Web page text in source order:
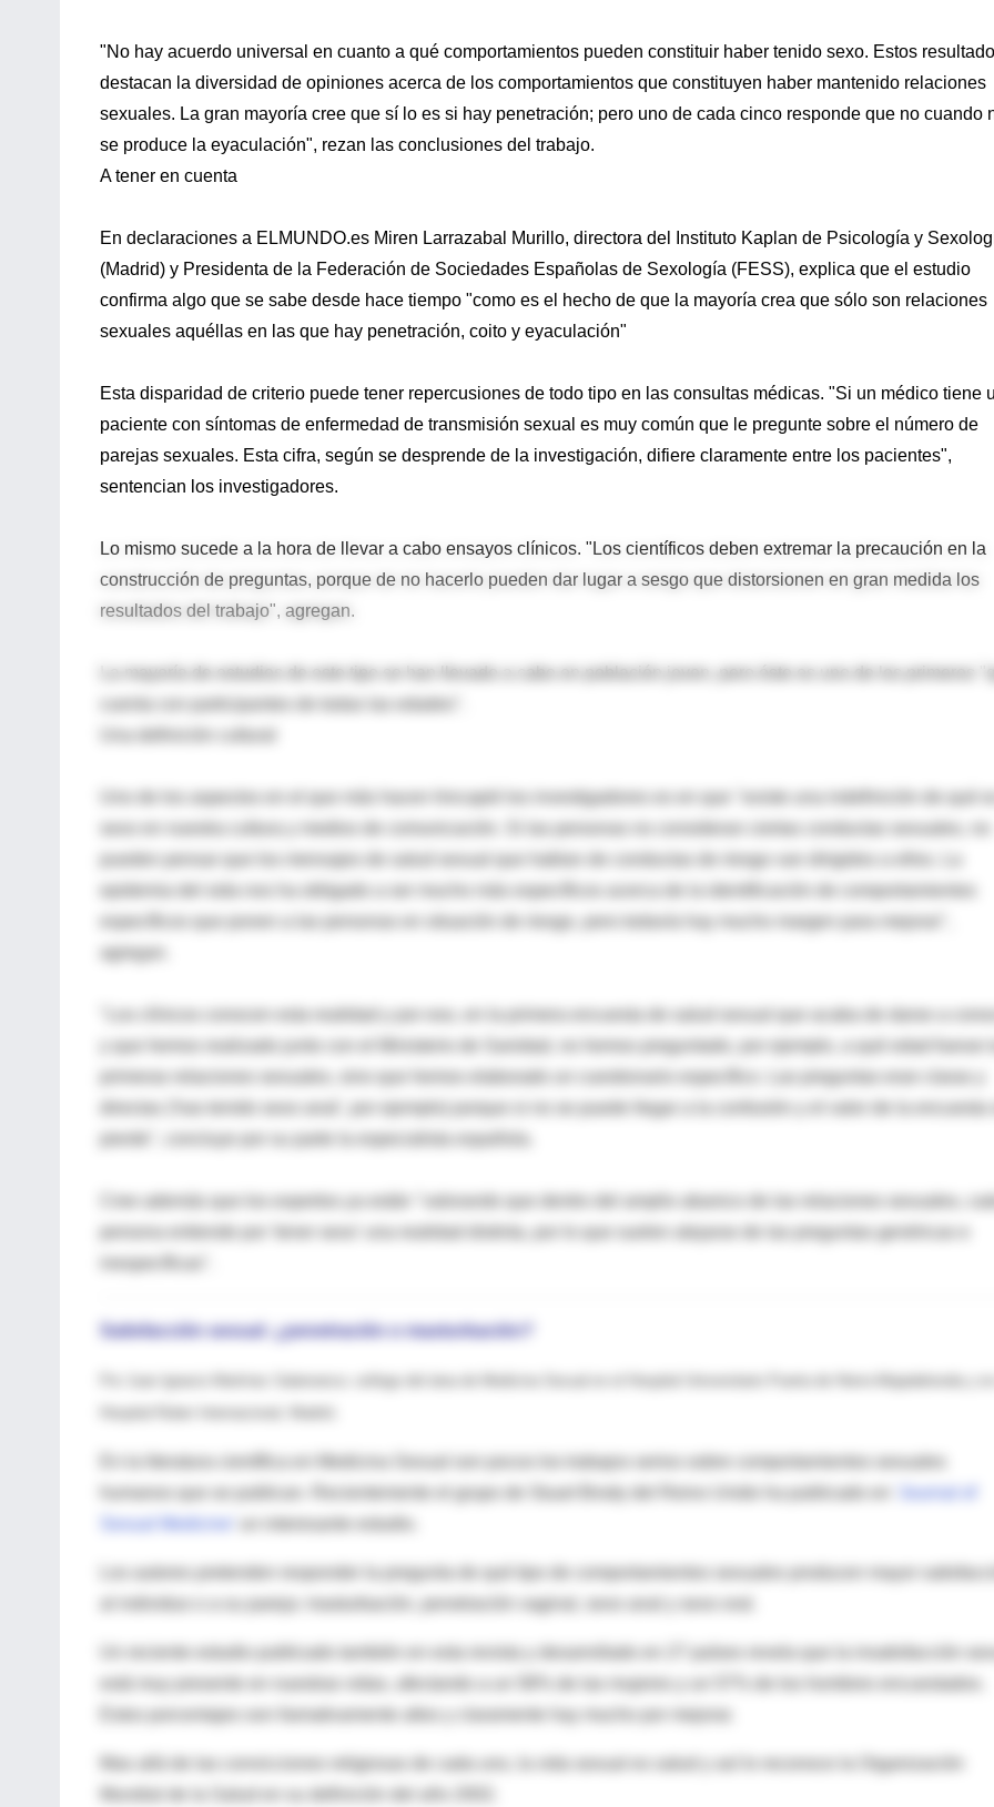
"No hay acuerdo universal en cuanto a qué comportamientos pueden constituir haber tenido sexo. Estos
destacan la diversidad de opiniones acerca de los comportamientos que constituyen haber mantenido relaciones
sexuales. La gran mayoría cree que sí lo es si hay penetración; pero uno de cada cinco responde que no cuando
se produce la eyaculación", rezan las conclusiones del trabajo.
A tener en cuenta
En declaraciones a ELMUNDO.es Miren Larrazabal Murillo, directora del Instituto Kaplan de Psicología y
(Madrid) y Presidenta de la Federación de Sociedades Españolas de Sexología (FESS), explica que el estudio
confirma algo que se sabe desde hace tiempo "como es el hecho de que la mayoría crea que sólo son relaciones
sexuales aquéllas en las que hay penetración, coito y eyaculación"
Esta disparidad de criterio puede tener repercusiones de todo tipo en las consultas médicas. "Si un médico tiene
paciente con síntomas de enfermedad de transmisión sexual es muy común que le pregunte sobre el número de
parejas sexuales. Esta cifra, según se desprende de la investigación, difiere claramente entre los pacientes",
sentencian los investigadores.
Lo mismo sucede a la hora de llevar a cabo ensayos clínicos. "Los científicos deben extremar la precaución en la
construcción de preguntas, porque de no hacerlo pueden dar lugar a sesgo que distorsionen en gran medida los
resultados del trabajo", agregan.
La mayoría de estudios de este tipo se han llevado a cabo en población joven, pero éste es uno de los primeros
Uno de los aspectos en el que más hacen hincapié los investigadores es en que "existe una indefinición de qué
pueden pensar que los mensajes de salud sexual que hablan de conductas de riesgo van dirigidos a ellos. La
epidemia del sida nos ha obligado a ser mucho más específicos acerca de la identificación de comportamientos
específicos que ponen a las personas en situación de riesgo, pero todavía hay mucho margen para mejorar",
agregan.
y que hemos realizado junto con el Ministerio de Sanidad, no hemos preguntado, por ejemplo, a qué edad fueran
primeras relaciones sexuales, sino que hemos elaborado un cuestionario específico. Las preguntas eran claras y
directas ('has tenido sexo anal', por ejemplo) porque si no se puede llegar a la confusión y el valor de la encuesta
pierde", concluye por su parte la especialista española.
persona entiende por 'tener sexo' una realidad distinta, por lo que suelen alejarse de las preguntas genéricas e
Satisfacción sexual: ¿penetración o masturbación?
En la literatura científica en Medicina Sexual son pocos los trabajos serios sobre comportamientos sexuales
humanos que se publican. Recientemente el grupo de Stuart Brody del Reino Unido ha publicado en
Los autores pretenden responder la pregunta de qué tipo de comportamientos sexuales producen mayor
al individuo o a su pareja: masturbación, penetración vaginal, sexo anal y sexo oral.
Estos porcentajes son llamativamente altos y claramente hay mucho por mejorar.
Mas allá de las convicciones religiosas de cada uno, la vida sexual es salud y así lo reconoce la Organización